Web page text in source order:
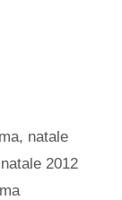
, natale
2012